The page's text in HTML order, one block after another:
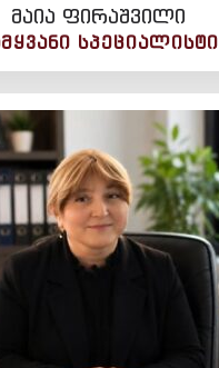
მაია ფირაშვილი
ᲡᲞᲔᲪᲘᲐᲚᲘᲡᲢᲘ